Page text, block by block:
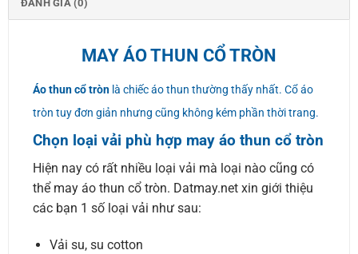
ĐÁNH GIÁ (0)
MAY ÁO THUN CỔ TRÒN
Áo thun cổ trònlà chiếc áo thun thường thấy nhất. Cổ áo
tròn tuy đơn giản nhưng cũng không kém phần thời trang.
Chọn loại vải phù hợp may áo thun cổ tròn
Hiện nay có rất nhiều loại vải mà loại nào cũng có
thể may áo thun cổ tròn. Datmay.net xin giới thiệu
các bạn 1 số loại vải như sau:
Vải su, su cotton